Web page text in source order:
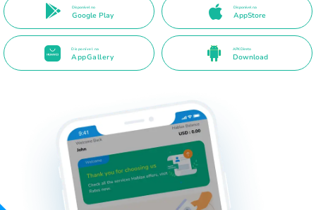
Disponível no
Google Play
Disponível na
AppStore
Disponível na
AppGallery
APK Direto
Download